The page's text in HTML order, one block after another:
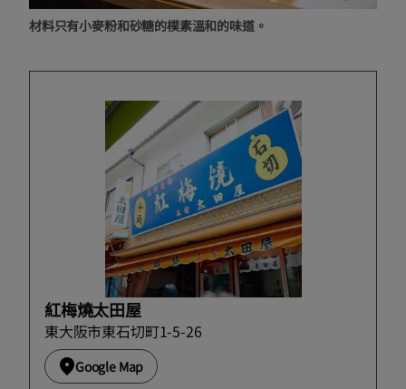
材料只有小麥粉和砂糖的樸素溫和的味道。
紅梅燒太田屋
東大阪市東石切町1-5-26
Google Map